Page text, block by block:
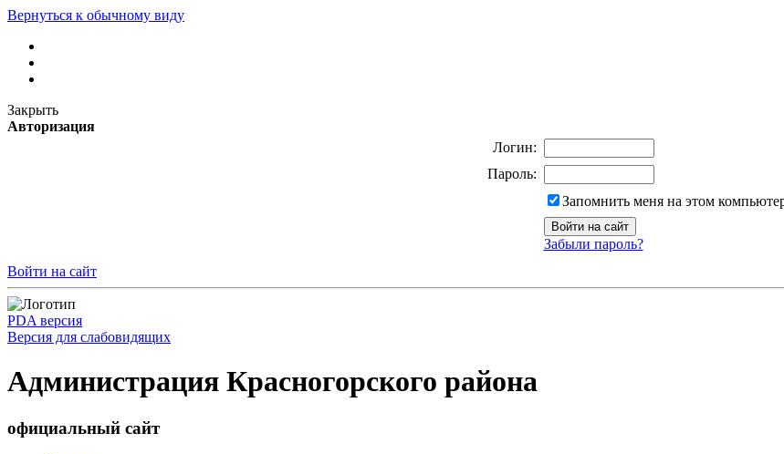
Вернуться к обычному виду
Закрыть
Авторизация
Логин:
Пароль:
Запомнить меня на этом
Забыли пароль?
Войти на сайт
PDA версия
Версия для слабовидящих
Администрация Красногорского района
официальный сайт